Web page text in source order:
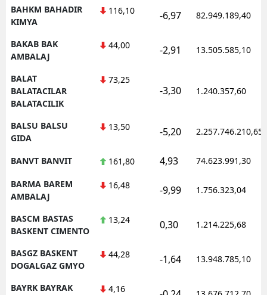
BAHKM BAHADIR
KIMYA
116,10 -6,97 82.949.189,40
BAKAB BAK
AMBALAJ
44,00 -2,91 13.505.585,10
BALAT
BALATACILAR
BALATACILIK
73,25
-3,30 1.240.357,60
BALSU BALSU
GIDA
13,50 -5,20 2.257.746.210,65
BANVT BANVIT 161,80 4,93 74.623.991,30
BARMA BAREM
AMBALAJ
16,48 -9,99 1.756.323,04
BASCM BASTAS
BASKENT CIMENTO
13,24 0,30 1.214.225,68
BASGZ BASKENT
DOGALGAZ GMYO
44,28 -1,64 13.948.785,10
BAYRK BAYRAK
4,16